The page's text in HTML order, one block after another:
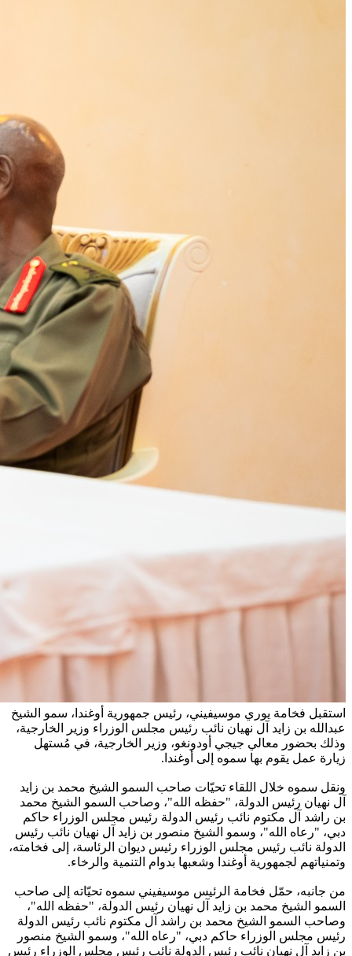
استقبل فخامة يوري موسيفيني، رئيس جمهورية أوغندا، سمو الشيخ
عبدالله بن زايد آل نهيان نائب رئيس مجلس الوزراء وزير الخارجية،
وذلك بحضور معالي جيجي أودونغو، وزير الخارجية، في مُستهل
زيارة عمل يقوم بها سموه إلى أوغندا.
ونقل سموه خلال اللقاء تحيّات صاحب السمو الشيخ محمد بن زايد
آل نهيان رئيس الدولة، "حفظه الله"، وصاحب السمو الشيخ محمد
بن راشد آل مكتوم نائب رئيس الدولة رئيس مجلس الوزراء حاكم
دبي، "رعاه الله"، وسمو الشيخ منصور بن زايد آل نهيان نائب رئيس
الدولة نائب رئيس مجلس الوزراء رئيس ديوان الرئاسة، إلى فخامته،
وتمنياتهم لجمهورية أوغندا وشعبها بدوام التنمية والرخاء.
من جانبه، حمّل فخامة الرئيس موسيفيني سموه تحيّاته إلى صاحب
السمو الشيخ محمد بن زايد آل نهيان رئيس الدولة، "حفظه الله"،
وصاحب السمو الشيخ محمد بن راشد آل مكتوم نائب رئيس الدولة
رئيس مجلس الوزراء حاكم دبي، "رعاه الله"، وسمو الشيخ منصور
بن زايد آل نهيان نائب رئيس الدولة نائب رئيس مجلس الوزراء رئيس